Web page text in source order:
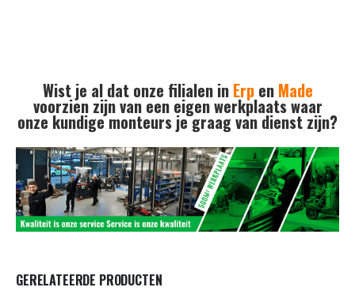
Wist je al dat onze filialen in Erpen Made
voorzien zijn van een eigen werkplaats waar
onze kundige monteurs je graag van dienst zijn?
GERELATEERDE PRODUCTEN